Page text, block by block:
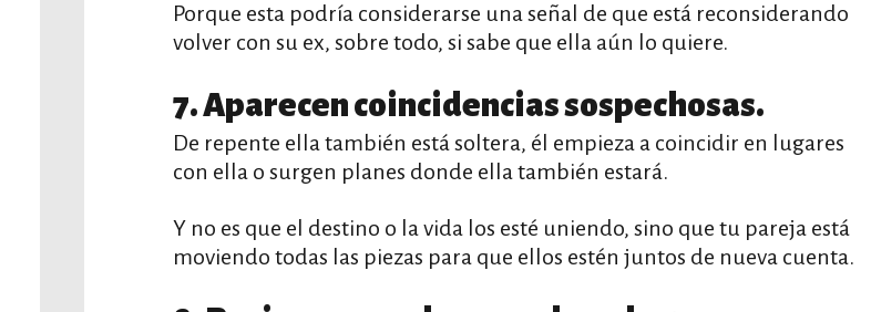
Porque esta podría considerarse una señal de que está reconsiderando
volver con su ex, sobre todo, si sabe que ella aún lo quiere.
7. Aparecen coincidencias sospechosas.
De repente ella también está soltera, él empieza a coincidir en lugares
con ella o surgen planes donde ella también estará.
Y no es que el destino o la vida los esté uniendo, sino que tu pareja está
moviendo todas las piezas para que ellos estén juntos de nueva cuenta.